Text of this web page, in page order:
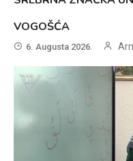
VOGOŠĆA
6. Augusta 2026.